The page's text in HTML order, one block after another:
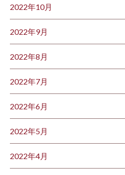
2022年10月
2022年9月
2022年8月
2022年7月
2022年6月
2022年5月
2022年4月